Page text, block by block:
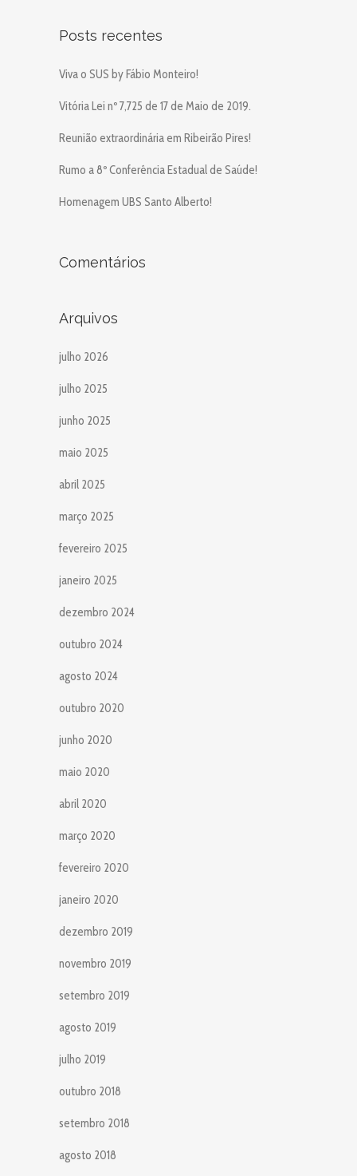
Posts recentes
Viva o SUS by Fábio Monteiro!
Vitória Lei nº 7,725 de 17 de Maio de 2019.
Reunião extraordinária em Ribeirão Pires!
Rumo a 8º Conferência Estadual de Saúde!
Homenagem UBS Santo Alberto!
Comentários
Arquivos
julho 2026
julho 2025
junho 2025
maio 2025
abril 2025
março 2025
fevereiro 2025
janeiro 2025
dezembro 2024
outubro 2024
agosto 2024
outubro 2020
junho 2020
maio 2020
abril 2020
março 2020
fevereiro 2020
janeiro 2020
dezembro 2019
novembro 2019
setembro 2019
agosto 2019
julho 2019
outubro 2018
setembro 2018
agosto 2018